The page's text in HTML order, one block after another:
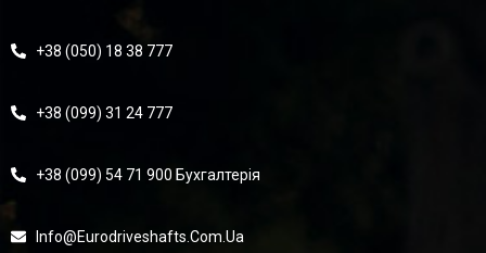
+38 (050) 18 38 777
+38 (099) 31 24 777
+38 (099) 54 71 900 Бухгалтерія
Info@eurodriveshafts.com.ua